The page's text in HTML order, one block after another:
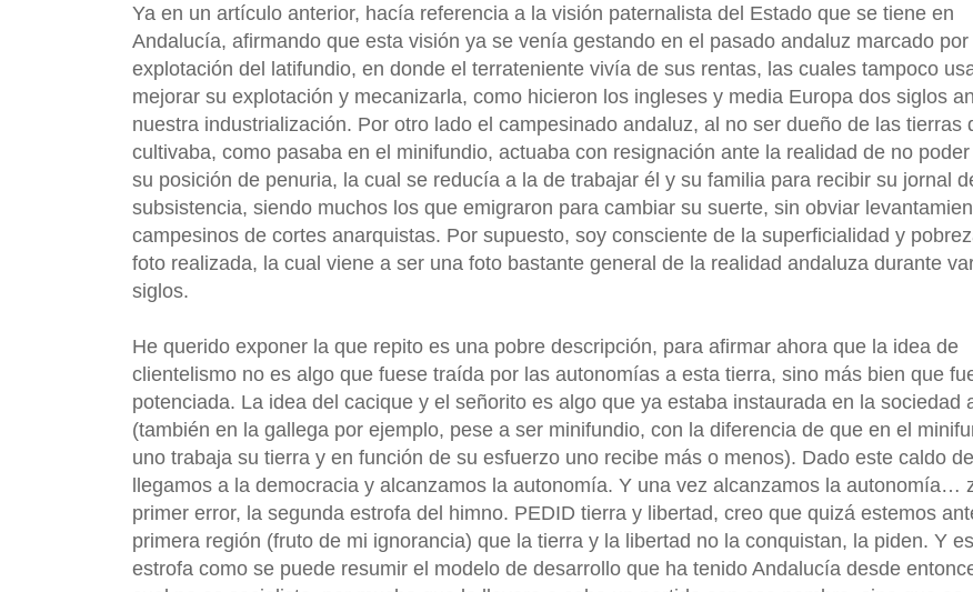
Ya en un artículo anterior, hacía referencia a la visión paternalista del Estado que se tiene en
Andalucía, afirmando que esta visión ya se venía gestando en el pasado andaluz marcado por
explotación del latifundio, en donde el terrateniente vivía de sus rentas, las cuales tampoco
mejorar su explotación y mecanizarla, como hicieron los ingleses y media Europa dos siglos
nuestra industrialización. Por otro lado el campesinado andaluz, al no ser dueño de las tierras
cultivaba, como pasaba en el minifundio, actuaba con resignación ante la realidad de no
su posición de penuria, la cual se reducía a la de trabajar él y su familia para recibir su jornal
subsistencia, siendo muchos los que emigraron para cambiar su suerte, sin obviar
campesinos de cortes anarquistas. Por supuesto, soy consciente de la superficialidad y
foto realizada, la cual viene a ser una foto bastante general de la realidad andaluza durante
siglos.
He querido exponer la que repito es una pobre descripción, para afirmar ahora que la idea de
clientelismo no es algo que fuese traída por las autonomías a esta tierra, sino más bien que
potenciada. La idea del cacique y el señorito es algo que ya estaba instaurada en la sociedad
(también en la gallega por ejemplo, pese a ser minifundio, con la diferencia de que en el
uno trabaja su tierra y en función de su esfuerzo uno recibe más o menos). Dado este caldo
llegamos a la democracia y alcanzamos la autonomía. Y una vez alcanzamos la autonomía…
primer error, la segunda estrofa del himno. PEDID tierra y libertad, creo que quizá estemos
primera región (fruto de mi ignorancia) que la tierra y la libertad no la conquistan, la piden. Y
estrofa como se puede resumir el modelo de desarrollo que ha tenido Andalucía desde